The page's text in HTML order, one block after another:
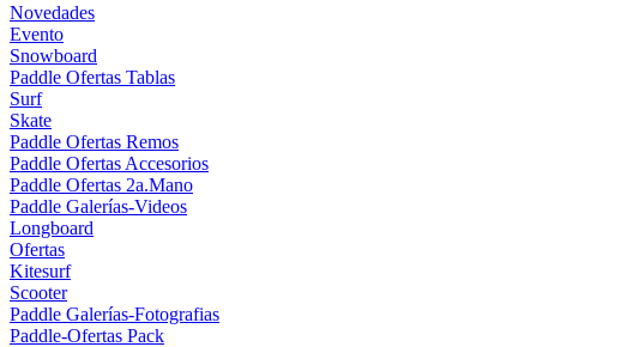
Novedades
Evento
Snowboard
Paddle Ofertas Tablas
Surf
Skate
Paddle Ofertas Remos
Paddle Ofertas Accesorios
Paddle Ofertas 2a.Mano
Paddle Galerías-Videos
Longboard
Ofertas
Kitesurf
Scooter
Paddle Galerías-Fotografias
Paddle-Ofertas Pack